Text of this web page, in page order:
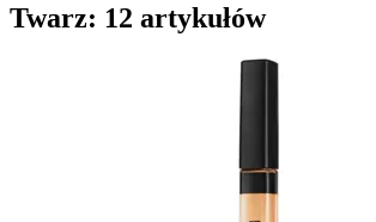
Twarz: 12 artykułów